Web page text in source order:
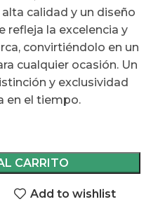
calidad y un diseño
refleja la excelencia y
convirtiéndolo en un
cualquier ocasión. Un
y exclusividad
en el tiempo.
CARRITO
Add to wishlist